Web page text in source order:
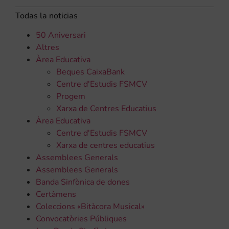
Todas la noticias
50 Aniversari
Altres
Àrea Educativa
Beques CaixaBank
Centre d'Estudis FSMCV
Progem
Xarxa de Centres Educatius
Àrea Educativa
Centre d'Estudis FSMCV
Xarxa de centres educatius
Assemblees Generals
Assemblees Generals
Banda Sinfònica de dones
Certàmens
Coleccions «Bitàcora Musical»
Convocatòries Públiques